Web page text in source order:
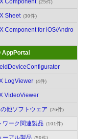
Component (25件)
Sheet (30件)
Component for iOS/Andro
AppPortal
LogViewer (4件)
VideoViewer
他ソフトウェア (26件)
ワーク関連製品 (101件)
ーアル製品 (59件)